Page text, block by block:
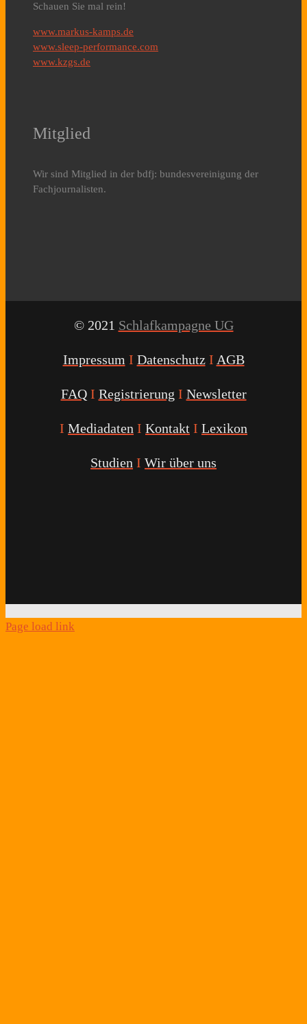
Schauen Sie mal rein!
www.markus-kamps.de
www.sleep-performance.com
www.kzgs.de
Mitglied
Wir sind Mitglied in der bdfj: bundesvereinigung der
Fachjournalisten.
© 2021 Schlafkampagne UG
Impressum I Datenschutz I AGB
FAQ I Registrierung I Newsletter
I Mediadaten I Kontakt I Lexikon
Studien I Wir über uns
Page load link